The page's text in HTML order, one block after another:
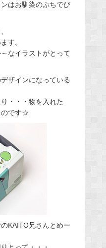
はお馴染のぷちでび
す。
なイラストがとって
ザインになっている
・・・物を入れた
のです☆
KAITO兄さんとめー